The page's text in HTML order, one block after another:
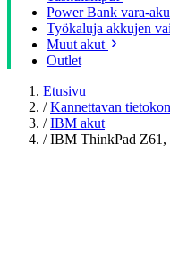
Power Bank vara-
Työkaluja akkujen
Muut akut
Outlet
Etusivu
/ Kannettavan
/ IBM akut
/ IBM ThinkPad Z61,